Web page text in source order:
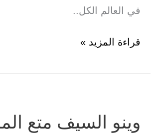
في العالم الكل..
زعما
سلام؟
قراءة المزيد »
وينو السيف متع